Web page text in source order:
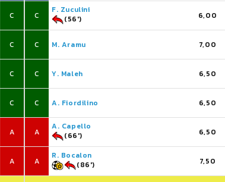
C
C
C
C
A
A
C
F. Zuculini
(56')
6,00
C M. Aramu 7,00
C Y. Maleh 6,50
C A. Fiordilino 6,50
A
A. Capello
(66')
6,50
A
R. Bocalon
(86')
7,50